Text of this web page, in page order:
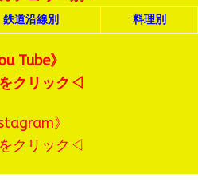
鉄道沿線別 料理別
Tube》
クリック◁
》
クリック◁